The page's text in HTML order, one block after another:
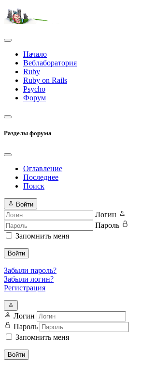
Начало
Веблаборатория
Ruby
Ruby on Rails
Psycho
Форум
Разделы форума
Оглавление
Последнее
Поиск
Войти
Логин
Пароль
Запомнить меня
Войти
Забыли пароль?
Забыли логин?
Регистрация
Логин
Пароль
Запомнить меня
Войти